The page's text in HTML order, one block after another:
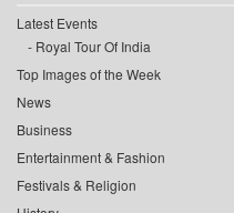
Latest Events
Royal Tour Of India
Top Images of the Week
News
Business
Entertainment & Fashion
Festivals & Religion